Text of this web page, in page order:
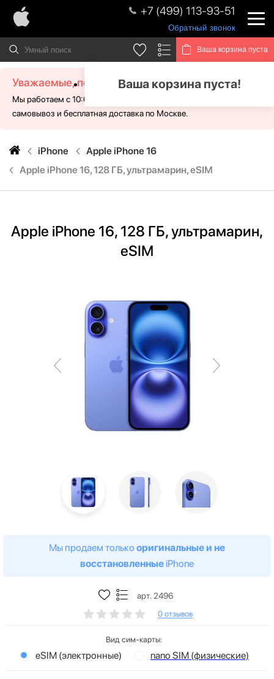
+7 (499) 113-93-51
Обратный звонок
Ваша корзина пуста
Ваша корзина пуста!
Уважаемые, посетители!
Мы работаем с 10:00 - 21:00 без выходных. Для Вас доступен
самовывоз и бесплатная доставка по Москве.
iPhone
Apple iPhone 16
Apple iPhone 16, 128 ГБ, ультрамарин, eSIM
Apple iPhone 16, 128 ГБ, ультрамарин,
eSIM
Мы продаем только оригинальные и не
восстановленные iPhone
арт. 2496
0 отзывов
Вид сим-карты:
eSIM (электронные) nano SIM (физические)